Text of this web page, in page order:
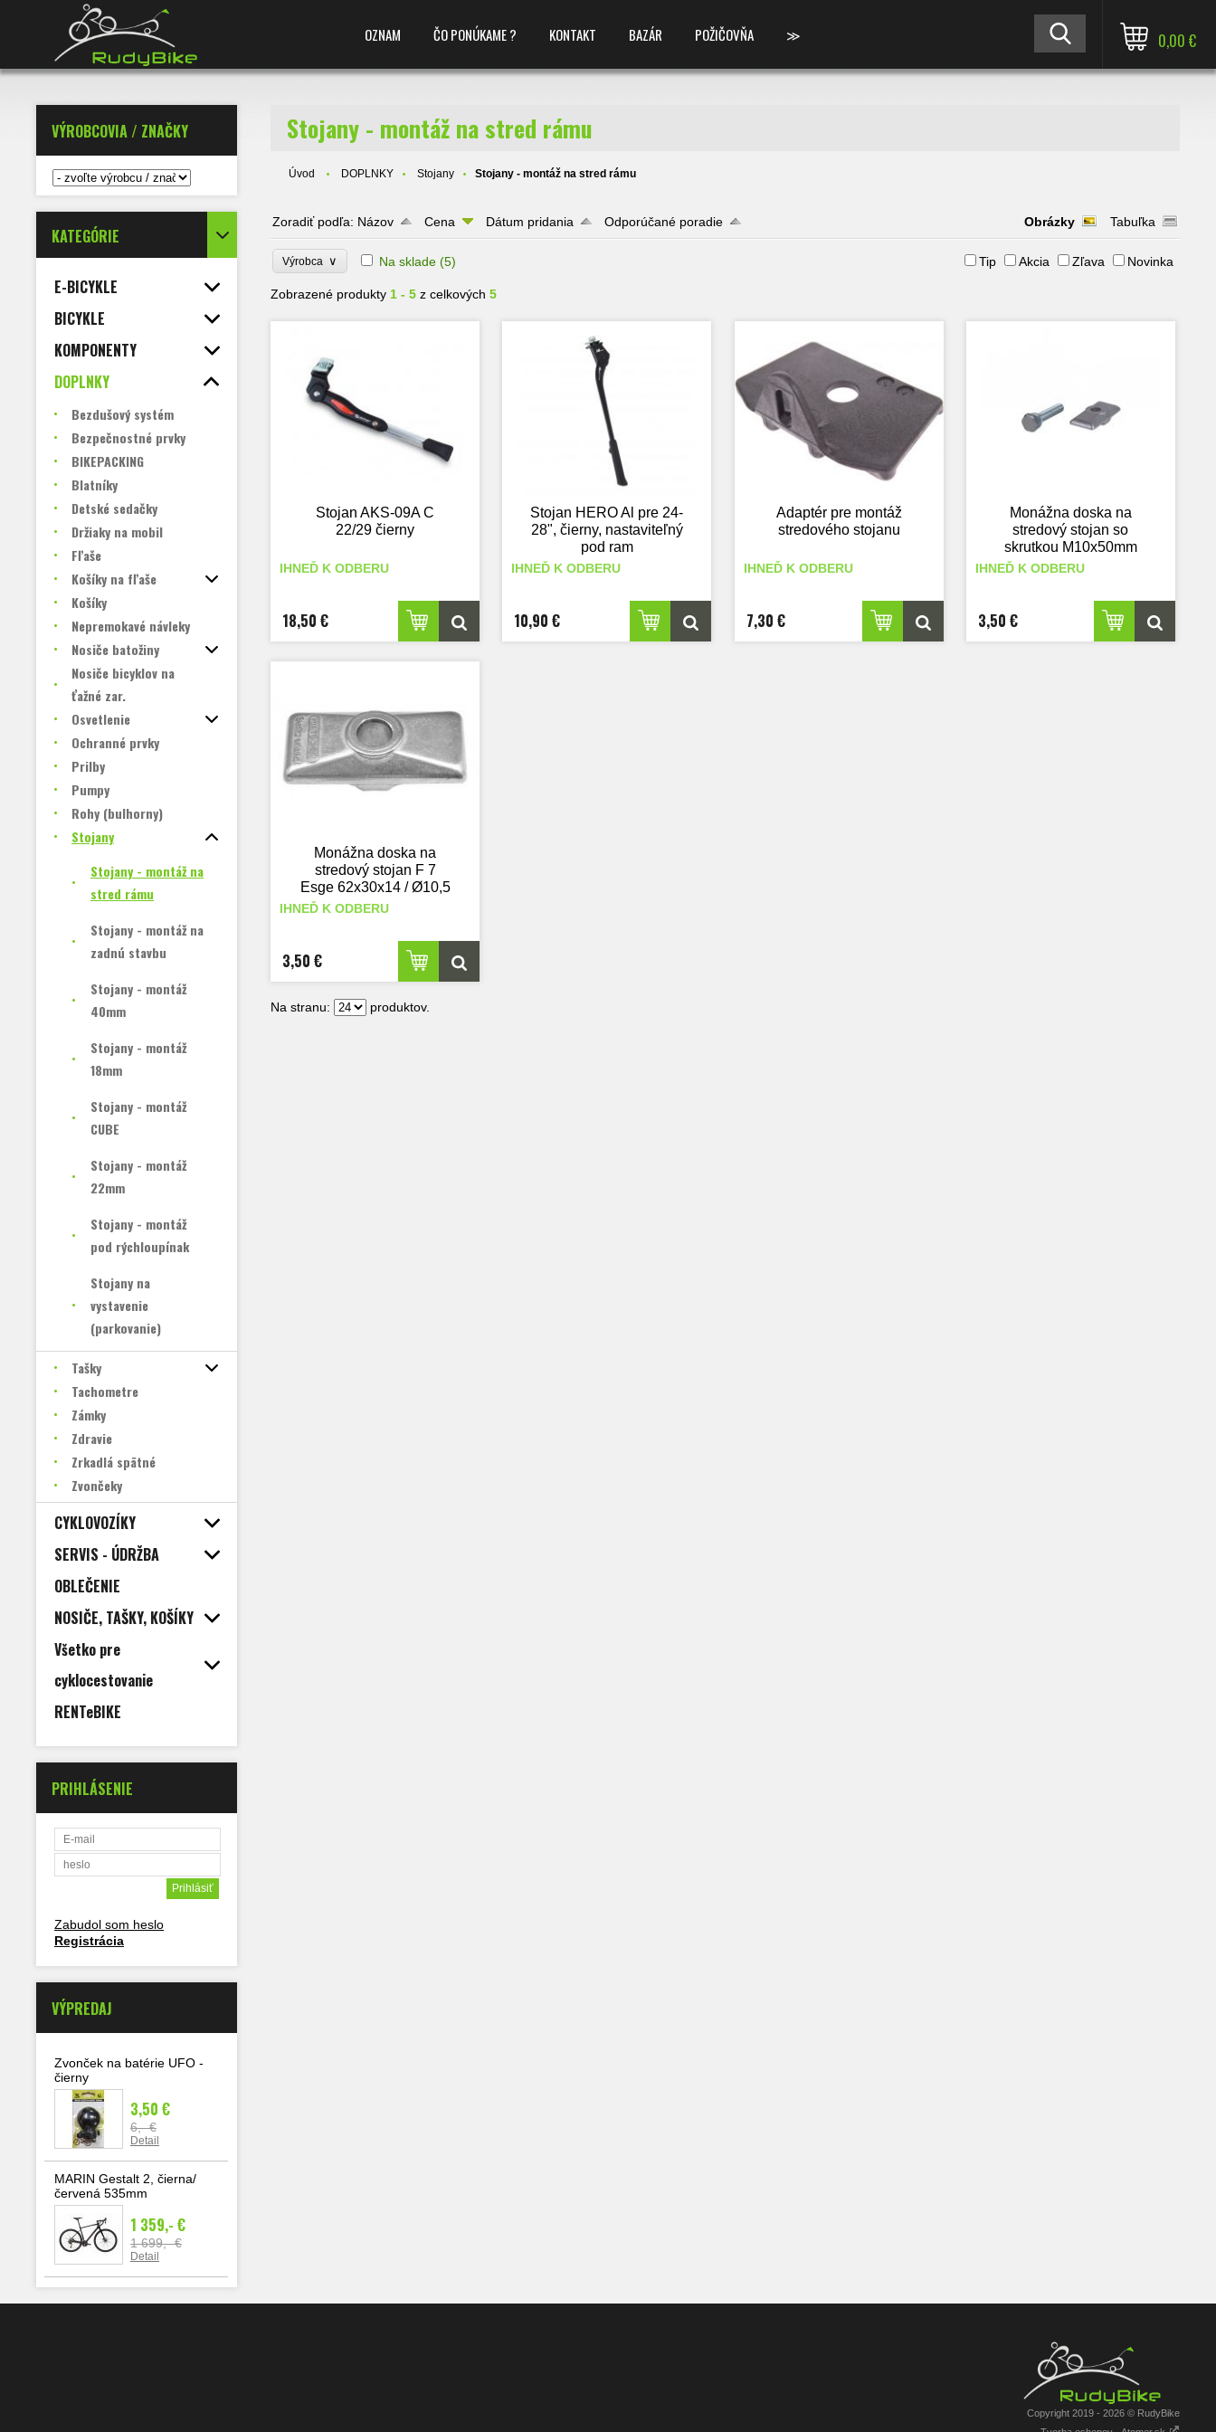
OZNAM ČO PONÚKAME ? KONTAKT BAZÁR POŽIČOVŇA ≫ 0,00 €
VÝROBCOVIA / ZNAČKY
KATEGÓRIE
E-BICYKLE
BICYKLE
KOMPONENTY
DOPLNKY
Bezdušový systém
Bezpečnostné prvky
BIKEPACKING
Blatníky
Detské sedačky
Držiaky na mobil
Fľaše
Košíky na fľaše
Košíky
Nepremokavé návleky
Nosiče batožiny
Nosiče bicyklov na
ťažné zar.
Osvetlenie
Ochranné prvky
Prilby
Pumpy
Rohy (bulhorny)
Stojany
Stojany - montáž na
stred rámu
Stojany - montáž na
zadnú stavbu
Stojany - montáž
40mm
Stojany - montáž
18mm
Stojany - montáž
CUBE
Stojany - montáž
22mm
Stojany - montáž
pod rýchloupínak
Stojany na
vystavenie
(parkovanie)
Tašky
Tachometre
Zámky
Zdravie
Zrkadlá spätné
Zvončeky
CYKLOVOZÍKY
SERVIS - ÚDRŽBA
OBLEČENIE
NOSIČE, TAŠKY, KOŠÍKY
Všetko pre
cyklocestovanie
RENTeBIKE
PRIHLÁSENIE
Zabudol som heslo
Registrácia
VÝPREDAJ
Zvonček na batérie UFO -
čierny
3,50 €
6,- €
Detail
MARIN Gestalt 2, čierna/
červená 535mm
1 359,- €
1 699,- €
Detail
Stojany - montáž na stred rámu
Úvod DOPLNKY Stojany Stojany - montáž na stred rámu
Zoradiť podľa: Názov Cena Dátum pridania Odporúčané poradie Obrázky Tabuľka
Výrobca ∨ Na sklade (5) Tip Akcia Zľava Novinka
Zobrazené produkty 1 - 5 z celkových5
Stojan AKS-09A C
22/29 čierny
IHNEĎ K ODBERU
18,50 €
Stojan HERO Al pre 24-
28", čierny, nastaviteľný
pod ram
IHNEĎ K ODBERU
10,90 €
Adaptér pre montáž
stredového stojanu
IHNEĎ K ODBERU
7,30 €
Monážna doska na
stredový stojan so
skrutkou M10x50mm
IHNEĎ K ODBERU
3,50 €
Monážna doska na
stredový stojan F 7
Esge 62x30x14 / Ø10,5
(mm)
IHNEĎ K ODBERU
3,50 €
Na stranu: produktov.
Copyright 2019 - 2026 © RudyBike